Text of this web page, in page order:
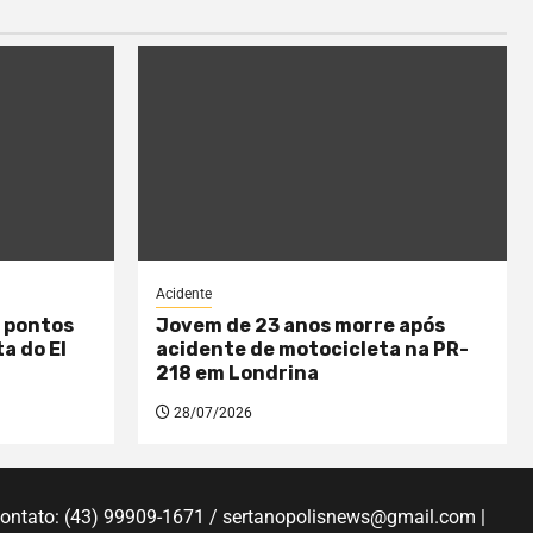
pontos
do El
Acidente
Jovem de 23 anos morre após
acidente de motocicleta na PR-
218 em Londrina
28/07/2026
(43) 99909-1671 / sertanopolisnews@gmail.com |